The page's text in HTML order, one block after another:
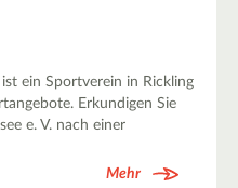
ist ein Sportverein in Rickling
Erkundigen Sie
e. V. nach einer
Mehr